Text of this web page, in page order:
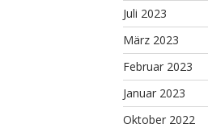
Juli 2023
März 2023
Februar 2023
Januar 2023
Oktober 2022